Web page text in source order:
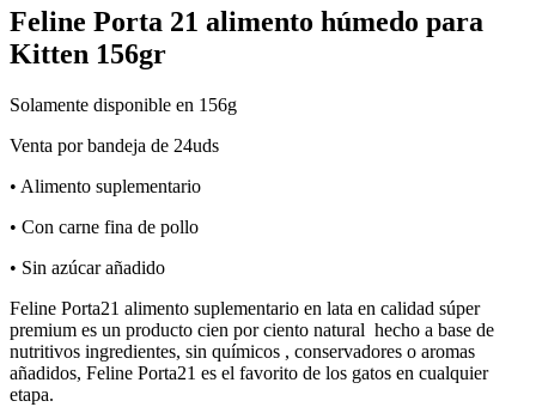
Feline Porta 21 alimento húmedo para
Kitten 156gr
Solamente disponible en 156g
Venta por bandeja de 24uds
• Alimento suplementario
• Con carne fina de pollo
• Sin azúcar añadido
Feline Porta21 alimento suplementario en lata en calidad súper
premium es un producto cien por ciento natural hecho a base de
nutritivos ingredientes, sin químicos , conservadores o aromas
añadidos, Feline Porta21 es el favorito de los gatos en cualquier
etapa.